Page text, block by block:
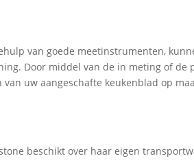
van goede meetinstrumenten,
Door middel van de in meting of de
uw aangeschafte keukenblad op
beschikt over haar eigen